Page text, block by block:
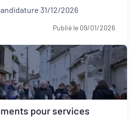
31/12/2026
Publié le 09/01/2026
pour services